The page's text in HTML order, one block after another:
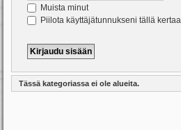
Muista minut
Piilota käyttäjätunnukseni tällä kertaa
Tässä kategoriassa ei ole alueita.